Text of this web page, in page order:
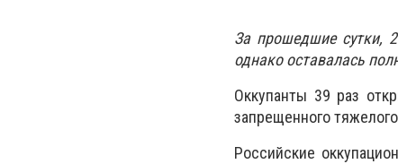
За прошедшие сутки,
однако оставалась
Оккупанты 39 раз
запрещенного
Российские